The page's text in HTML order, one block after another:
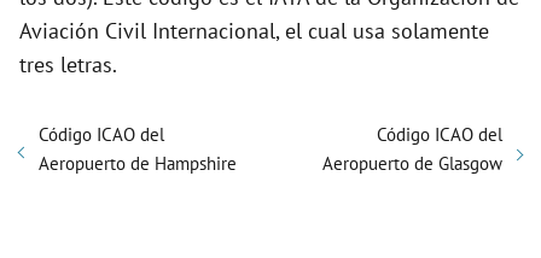
Aviación Civil Internacional, el cual usa solamente
tres letras.
Código ICAO del
Aeropuerto de Hampshire
Código ICAO del
Aeropuerto de Glasgow